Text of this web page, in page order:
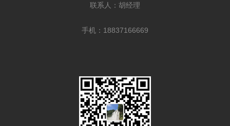
联系人：胡经理
手机：18837166669